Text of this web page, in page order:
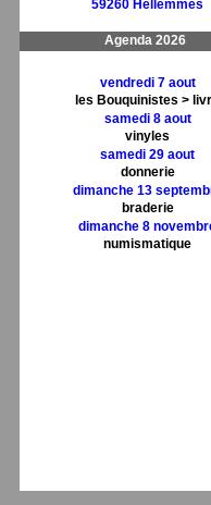
59260 Hellemmes
Agenda 2026
vendredi 7 aout
les Bouquinistes >
samedi 8 aout
vinyles
samedi 29 aout
donnerie
dimanche 13
braderie
dimanche 8
numismatique